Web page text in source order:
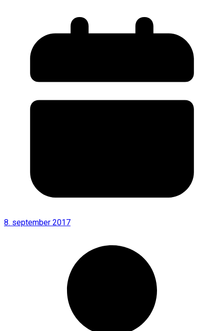
8. september 2017